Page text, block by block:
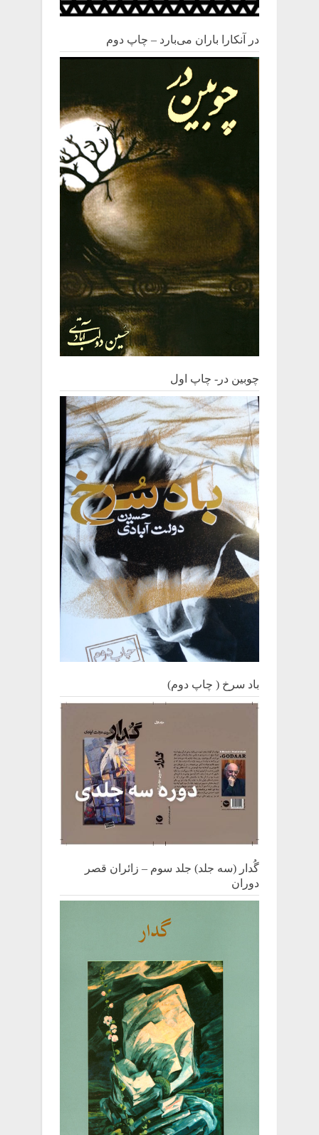
در آنکارا باران می‌بارد – چاپ دوم
چوبین‌ در- چاپ اول
باد سرخ ( چاپ دوم)
گُدار (سه جلد) جلد سوم – زائران قصر
دوران